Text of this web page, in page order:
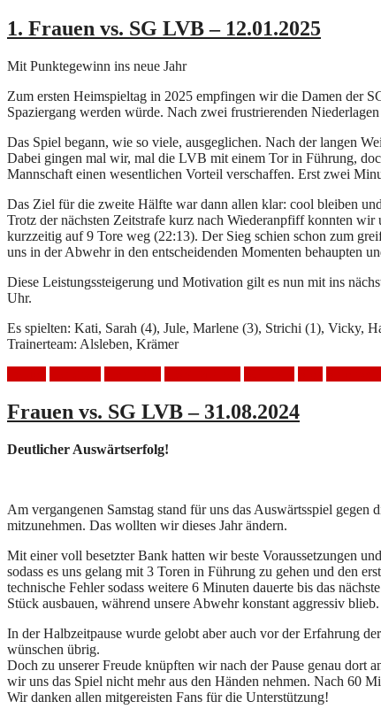
1. Frauen vs. SG LVB – 12.01.2025
Mit Punktegewinn ins neue Jahr
Zum ersten Heimspieltag in 2025 empfingen wir die Damen der
Spaziergang werden würde. Nach zwei frustrierenden
Das Spiel begann, wie so viele, ausgeglichen. Nach der langen
Dabei gingen mal wir, mal die LVB mit einem Tor in Führung,
Mannschaft einen wesentlichen Vorteil verschaffen. Erst zwei
Das Ziel für die zweite Hälfte war dann allen klar: cool bleiben
Trotz der nächsten Zeitstrafe kurz nach Wiederanpfiff konnten
kurzzeitig auf 9 Tore weg (22:13). Der Sieg schien schon zum
uns in der Abwehr in den entscheidenden Momenten behaupten
Diese Leistungssteigerung und Motivation gilt es nun mit ins
Uhr.
Es spielten: Kati, Sarah (4), Jule, Marlene (3), Strichi (1), Vicky,
Trainerteam: Alsleben, Krämer
Frauen vs. SG LVB – 31.08.2024
Deutlicher Auswärtserfolg!
Am vergangenen Samstag stand für uns das Auswärtsspiel
mitzunehmen. Das wollten wir dieses Jahr ändern.
Mit einer voll besetzter Bank hatten wir beste Voraussetzungen
sodass es uns gelang mit 3 Toren in Führung zu gehen und den
technische Fehler sodass weitere 6 Minuten dauerte bis das
Stück ausbauen, während unsere Abwehr konstant aggressiv
In der Halbzeitpause wurde gelobt aber auch vor der Erfahrung
wünschen übrig.
Doch zu unserer Freude knüpften wir nach der Pause genau
wir uns das Spiel nicht mehr aus den Händen nehmen. Nach 60
Wir danken allen mitgereisten Fans für die Unterstützung!